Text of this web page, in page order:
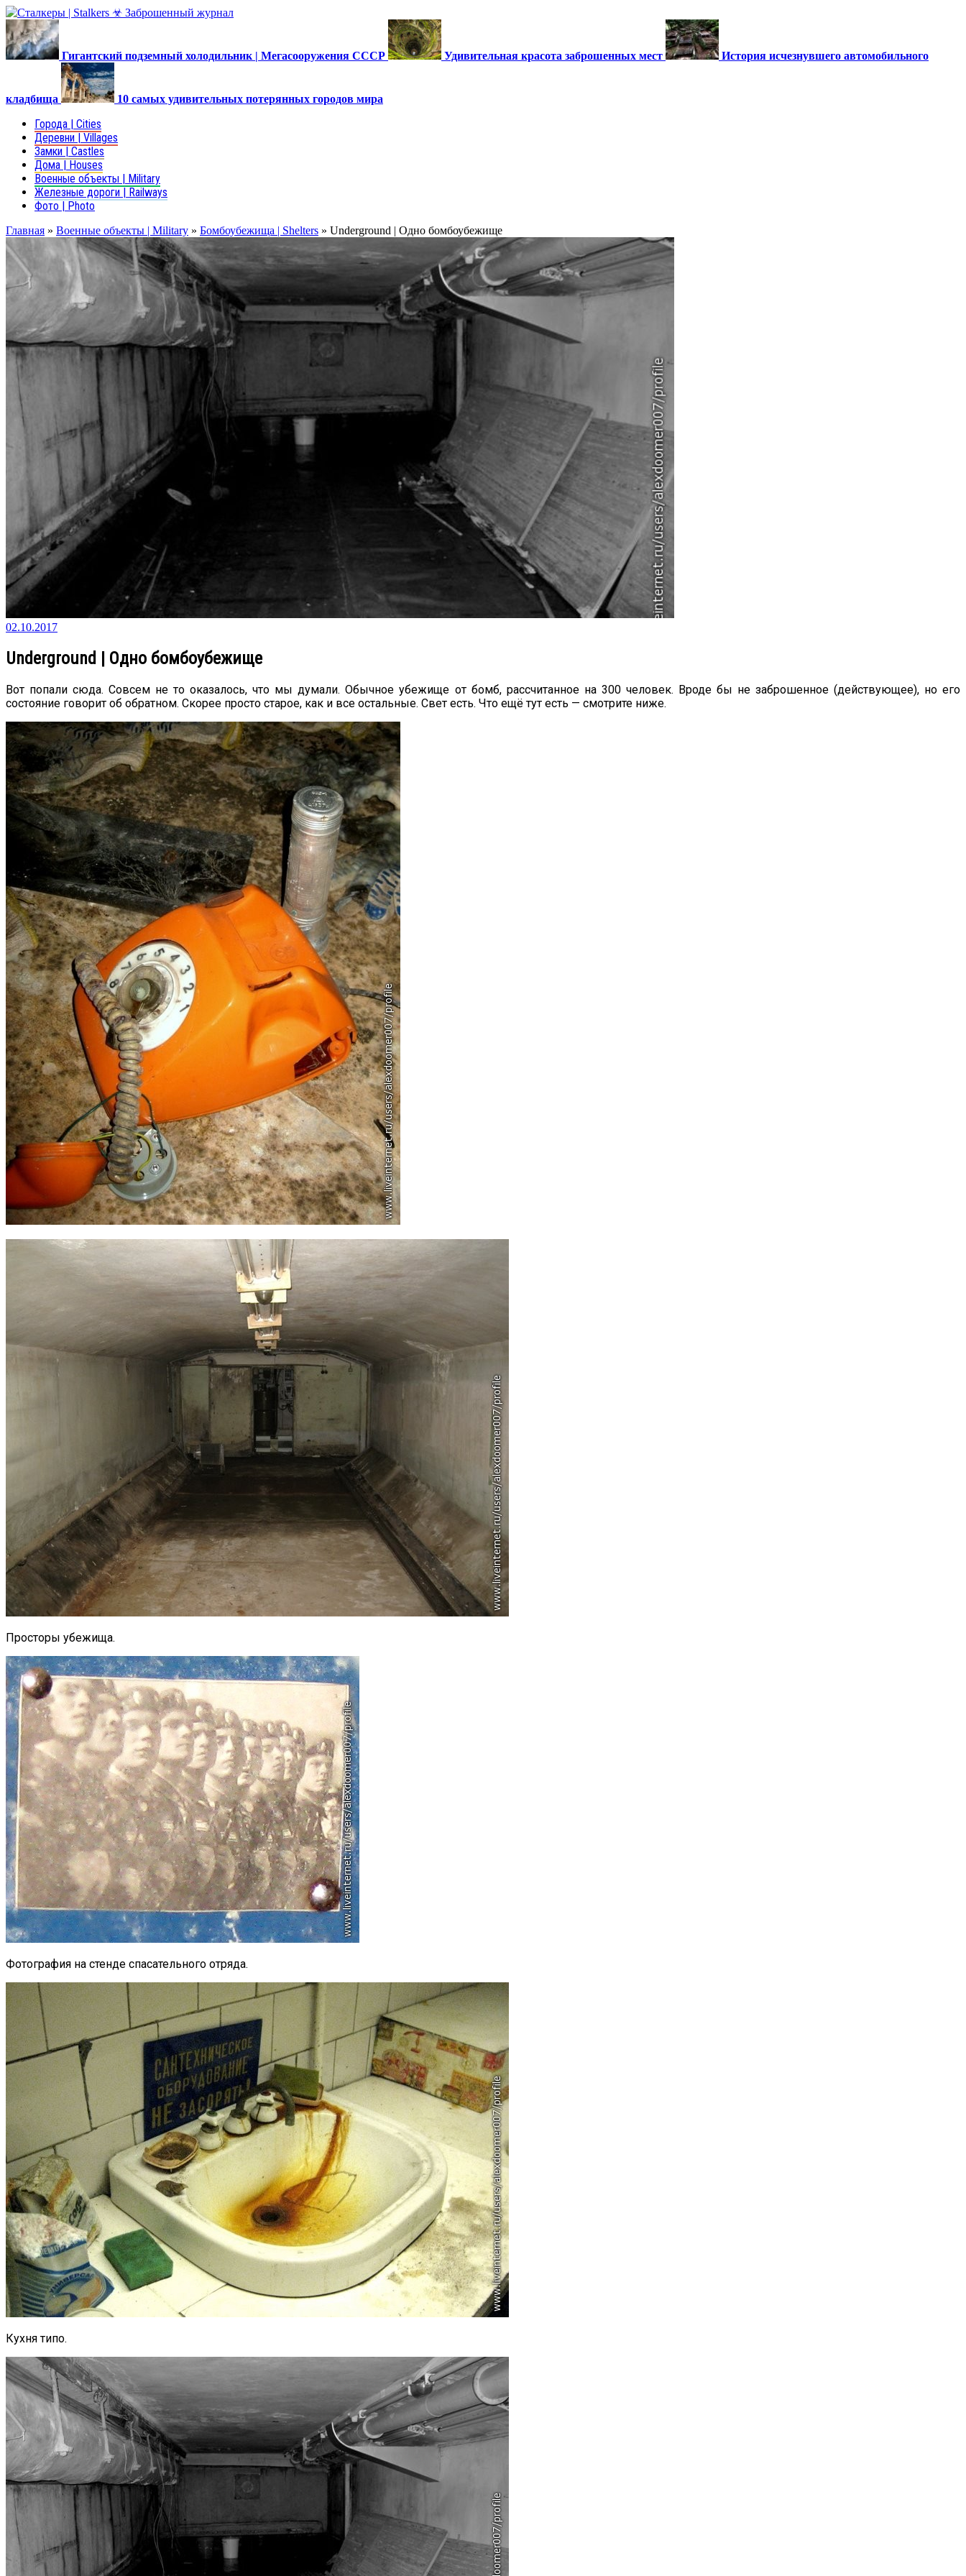
Гигантский подземный холодильник | Мегасооружения СССР Удивительная красота заброшенных мест История исчезнувшего автомобильного
кладбища 10 самых удивительных потерянных городов мира
Города | Cities
Деревни | Villages
Замки | Castles
Дома | Houses
Военные объекты | Military
Железные дороги | Railways
Фото | Photo
Главная » Военные объекты | Military » Бомбоубежища | Shelters » Underground | Одно бомбоубежище
02.10.2017
Underground | Одно бомбоубежище
Вот попали сюда. Совсем не то оказалось, что мы думали. Обычное убежище от бомб, рассчитанное на 300 человек. Вроде бы не заброшенное (действующее), но его
состояние говорит об обратном. Скорее просто старое, как и все остальные. Свет есть. Что ещё тут есть — смотрите ниже.
Просторы убежища.
Фотография на стенде спасательного отряда.
Кухня типо.